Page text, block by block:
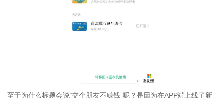
至于为什么标题会说“交个朋友不赚钱”呢？是因为在APP端上线了新